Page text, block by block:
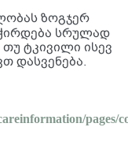
ზოგჯერ
სრულად
ტკივილი ისევ
დასვენება.
pages/